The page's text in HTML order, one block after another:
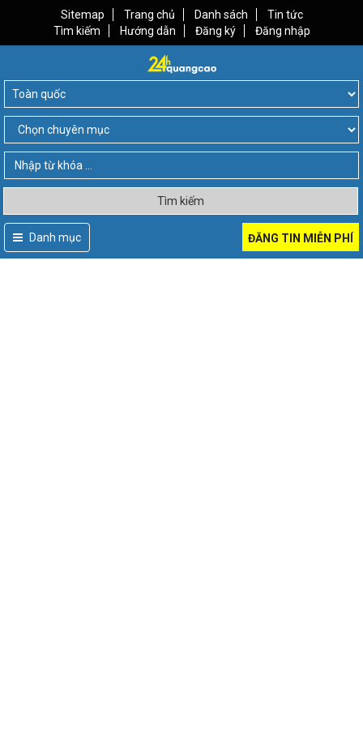
Sitemap Trang chủ Danh sách
Tin tức
Tìm kiếm
Hướng dẫn Đăng ký Đăng nhập
Tìm kiếm
Danh mục ĐĂNG TIN MIỄN PHÍ